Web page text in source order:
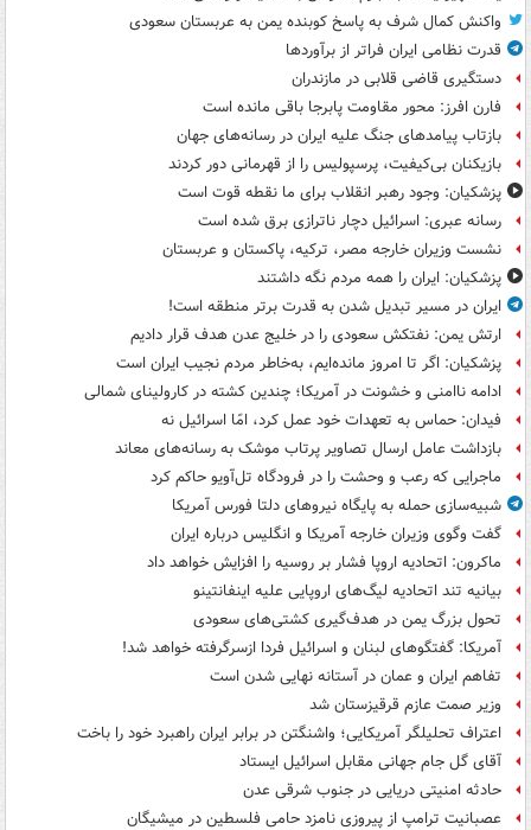
واکنش کمال شرف به پاسخ کوبنده یمن به عربستان سعودی
قدرت نظامی ایران فراتر از برآوردها
دستگیری قاضی قلابی در مازندران
فارن افرز: محور مقاومت پابرجا باقی مانده است
بازتاب پیامدهای جنگ علیه ایران در رسانه‌های جهان
بازیکنان بی‌کیفیت، پرسپولیس را از قهرمانی دور کردند
پزشکیان: وجود رهبر انقلاب برای ما نقطه قوت است
رسانه عبری: اسرائیل دچار ناترازی برق شده است
نشست وزیران خارجه مصر، ترکیه، پاکستان و عربستان
پزشکیان: ایران را همه مردم نگه داشتند
ایران در مسیر تبدیل شدن به قدرت برتر منطقه است!
ارتش یمن: نفتکش سعودی را در خلیج عدن هدف قرار دادیم
پزشکیان: اگر تا امروز مانده‌ایم، به‌خاطر مردم نجیب ایران است
ادامه ناامنی و خشونت در آمریکا؛ چندین کشته در کارولینای شمالی
فیدان: حماس به تعهدات خود عمل کرد، امّا اسرائیل نه
بازداشت عامل ارسال تصاویر پرتاب موشک به رسانه‌های معاند
ماجرایی که رعب و وحشت را در فرودگاه تل‌آویو حاکم کرد
شبیه‌سازی حمله به پایگاه نیروهای دلتا فورس آمریکا
گفت وگوی وزیران خارجه آمریکا و انگلیس درباره ایران
ماکرون: اتحادیه اروپا فشار بر روسیه را افزایش خواهد داد
بیانیه تند اتحادیه لیگ‌های اروپایی علیه اینفانتینو
تحول بزرگ یمن در هدف‌گیری کشتی‌های سعودی
آمریکا: گفتگوهای لبنان و اسرائیل فردا ازسرگرفته خواهد شد!
تفاهم ایران و عمان در آستانه نهایی شدن است
وزیر صمت عازم قرقیزستان شد
اعتراف تحلیلگر آمریکایی؛ واشنگتن در برابر ایران راهبرد خود را باخت
آقای گل جام جهانی مقابل اسرائیل ایستاد
حادثه امنیتی دریایی در جنوب شرقی عدن
عصبانیت ترامپ از پیروزی نامزد حامی فلسطین در میشیگان